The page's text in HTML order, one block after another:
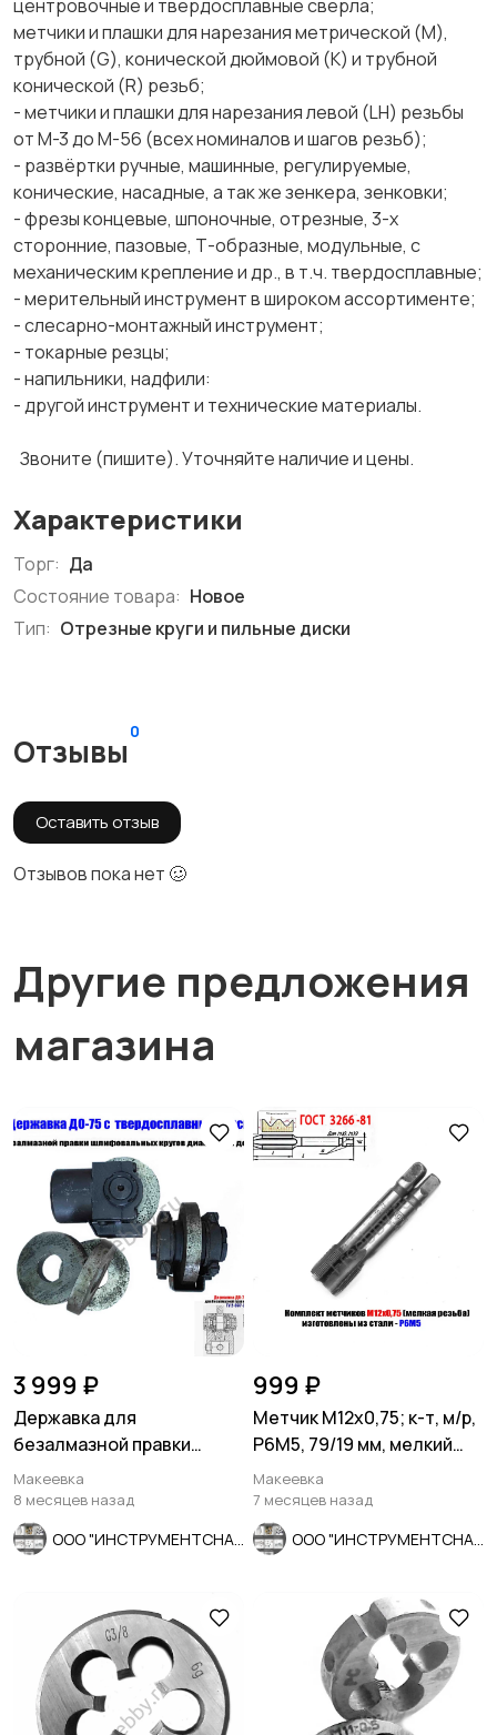
центровочные и твердосплавные сверла;
метчики и плашки для нарезания метрической (М),
трубной (G), конической дюймовой (К) и трубной
конической (R) резьб;
- метчики и плашки для нарезания левой (LH) резьбы
от М-3 до М-56 (всех номиналов и шагов резьб);
- развёртки ручные, машинные, регулируемые,
конические, насадные, а так же зенкера, зенковки;
- фрезы концевые, шпоночные, отрезные, 3-х
сторонние, пазовые, Т-образные, модульные, с
механическим крепление и др., в т.ч. твердосплавные;
- мерительный инструмент в широком ассортименте;
- слесарно-монтажный инструмент;
- токарные резцы;
- напильники, надфили:
- другой инструмент и технические материалы.
Звоните (пишите). Уточняйте наличие и цены.
Характеристики
Торг: Да
Состояние товара: Новое
Тип: Отрезные круги и пильные диски
Отзывы
0
Оставить отзыв
Отзывов пока нет 🥴
Другие предложения
магазина
3 999 ₽
Державка для
безалмазной правки
шлифовальных кругов
ДО-75 с кругом.
Макеевка
8 месяцев назад
999 ₽
Метчик М12х0,75; к-т, м/р,
Р6М5, 79/19 мм, мелкий
шаг, шлиф, СССР.
Макеевка
7 месяцев назад